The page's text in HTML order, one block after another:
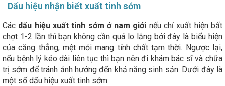
Dấu hiệu nhận biết xuất tinh sớm
Các dấu hiệu xuất tinh sớm ở nam giới nếu chỉ xuất hiện bất
chợt 1-2 lần thì bạn không cần quá lo lắng bởi đây là biểu hiện
của căng thẳng, mệt mỏi mang tính chất tạm thời. Ngược lại,
nếu bệnh lý kéo dài liên tục thì bạn nên đi khám bác sĩ và chữa
trị sớm để tránh ảnh hưởng đến khả năng sinh sản. Dưới đây là
một số dấu hiệu xuất tinh sớm: